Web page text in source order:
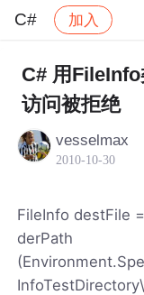
C# 加入
社区 C# 帖
C# 用
访问被拒绝
vesselmax
2010-10-30
FileInfo destFile
derPath